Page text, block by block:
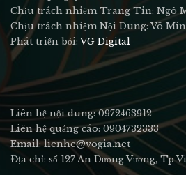
Chịu trách nhiệm Trang Tin: Ngô
Chịu trách nhiệm Nội Dung: Võ
Phát triển bởi:VG Digital
Liên hệ nội dung: 0972463912
Liên hệ quảng cáo: 0904732333
Email: lienhe@vogia.net
Địa chỉ: số 127 An Dương Vương, Tp